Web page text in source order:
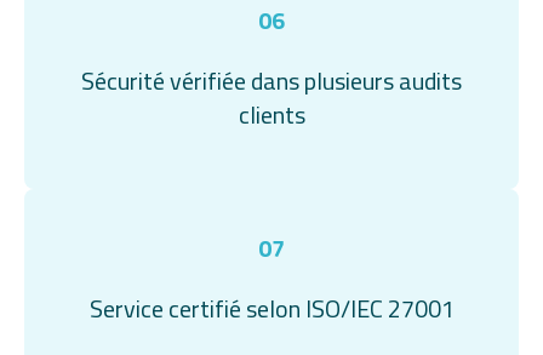
06
Sécurité vérifiée dans plusieurs audits
clients
07
Service certifié selon ISO/IEC 27001